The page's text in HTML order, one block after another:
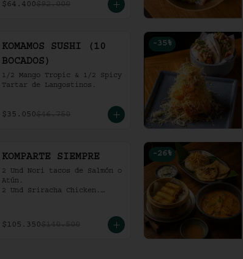
bao buns.
$64.400$92.000
KOMAMOS SUSHI (10
BOCADOS)
1/2 Mango Tropic & 1/2 Spicy
Tartar de Langostinos.
$35.050$46.750
-35 %
KOMPARTE SIEMPRE
2 Und Nori tacos de Salmón o
Atún.
2 Und Sriracha Chicken.
$105.350$140.500
-26 %